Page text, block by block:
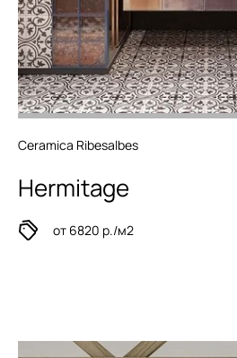
Ceramica Ribesalbes
Hermitage
от 6820 р./м2